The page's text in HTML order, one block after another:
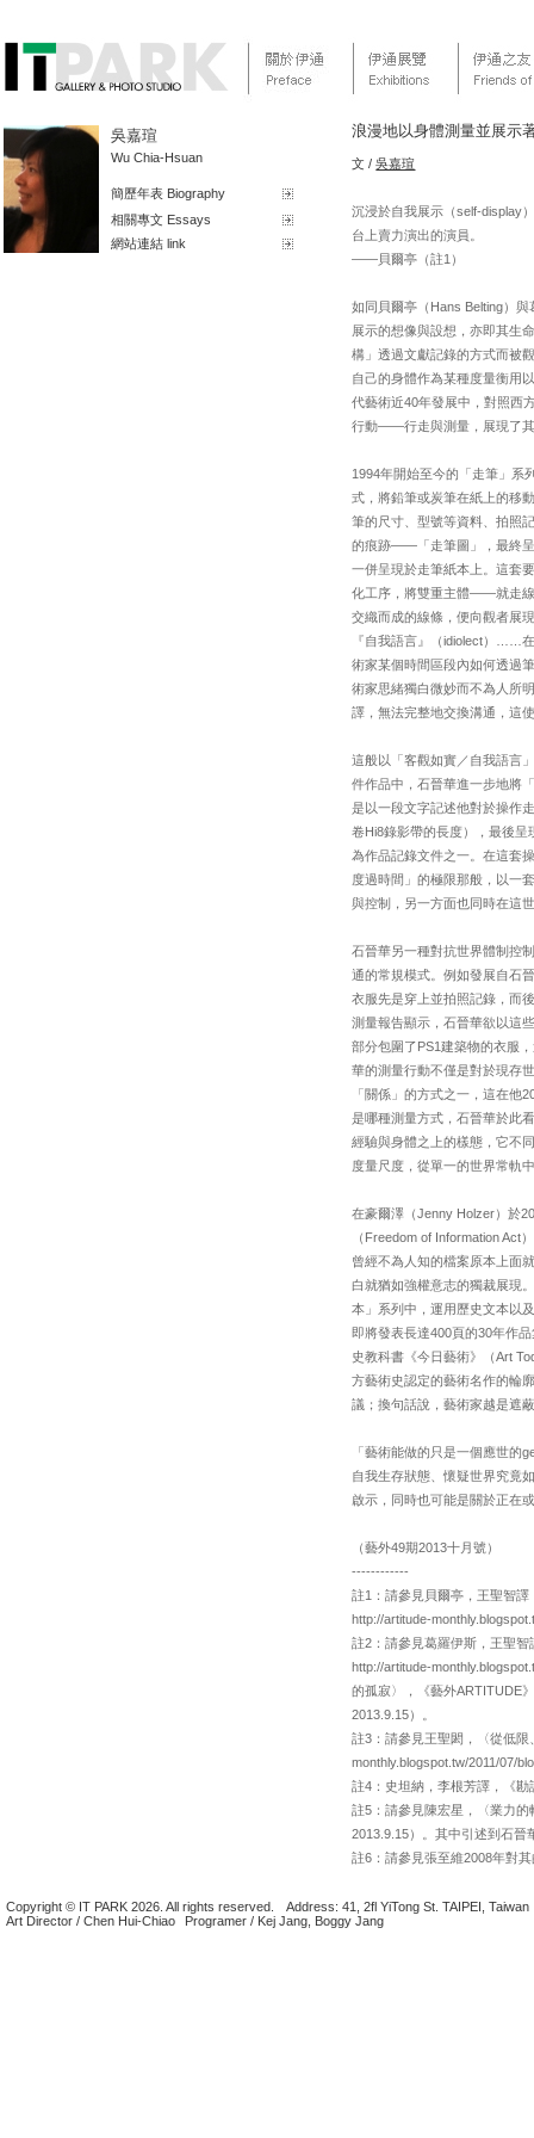
吳嘉瑄
Wu Chia-Hsuan
簡歷年表 Biography
相關專文 Essays
網站連結 link
浪漫地以身體測量並展示
文 /吳嘉瑄
沉浸於自我展示（self-display
台上賣力演出的演員。
——貝爾亭（註1）
如同貝爾亭（Hans Belting）
展示的想像與設想，亦即其生
構」透過文獻記錄的方式而被
自己的身體作為某種度量衡用
代藝術近40年發展中，對照西
行動——行走與測量，展現了
1994年開始至今的「走筆」系
式，將鉛筆或炭筆在紙上的移
筆的尺寸、型號等資料、拍照
的痕跡——「走筆圖」，最終呈
一併呈現於走筆紙本上。這套
化工序，將雙重主體——就走
交織而成的線條，便向觀者展
『自我語言』（idiolect）……
術家某個時間區段內如何透過
術家思緒獨白微妙而不為人所
譯，無法完整地交換溝通，這
這般以「客觀如實／自我語言
件作品中，石晉華進一步地將
是以一段文字記述他對於操作
卷Hi8錄影帶的長度），最後
為作品記錄文件之一。在這套
度過時間」的極限那般，以一
與控制，另一方面也同時在這
石晉華另一種對抗世界體制控
通的常規模式。例如發展自石
衣服先是穿上並拍照記錄，而
測量報告顯示，石晉華欲以這
部分包圍了PS1建築物的衣服
華的測量行動不僅是對於現存
「關係」的方式之一，這在他
是哪種測量方式，石晉華於此
經驗與身體之上的樣態，它不
度量尺度，從單一的世界常軌
在豪爾澤（Jenny Holzer）於
（Freedom of Information
曾經不為人知的檔案原本上面
白就猶如強權意志的獨裁展現
本」系列中，運用歷史文本以
即將發表長達400頁的30年作
史教科書《今日藝術》（Art
方藝術史認定的藝術名作的輪
議；換句話說，藝術家越是遮
「藝術能做的只是一個應世的
自我生存狀態、懷疑世界究竟
啟示，同時也可能是關於正在
（藝外49期2013十月號）
------------
註1：請參見貝爾亭，王聖智
http://artitude-
註2：請參見葛羅伊斯，王聖
http://artitude-
的孤寂〉，《藝外ARTITUDE
2013.9.15）。
註3：請參見王聖閎，〈從低
monthly.blogspot.tw/2011/07/
註4：史坦納，李根芳譯，《
註5：請參見陳宏星，〈業力
2013.9.15）。其中引述到石
註6：請參見張至維2008年對
Copyright © IT PARK 2026. All rights reserved.
Address: 41, 2fl YiTong St. TAIPEI, Taiwan
Art Director / Chen Hui-Chiao
Programer / Kej Jang, Boggy Jang